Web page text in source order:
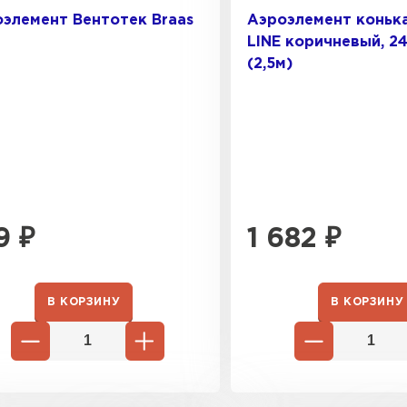
Вентотек Braas
₽
В КОРЗИНУ
Аэроэлемент
LINE коричневый,
(2,5м)
1 682 ₽
В КОРЗИНУ